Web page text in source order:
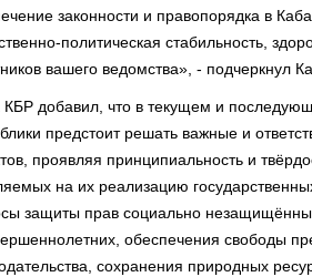
законности и правопорядка в
политическая стабильность,
вашего ведомства», - подчеркнул
КБР добавил, что в текущем и
предстоит решать важные и
проявляя принципиальность и
на их реализацию
защиты прав социально
обеспечения свободы
сохранения природных